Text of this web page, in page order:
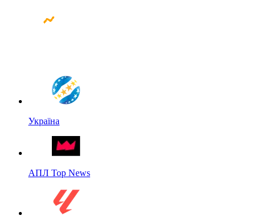
Україна
АПЛ Top News